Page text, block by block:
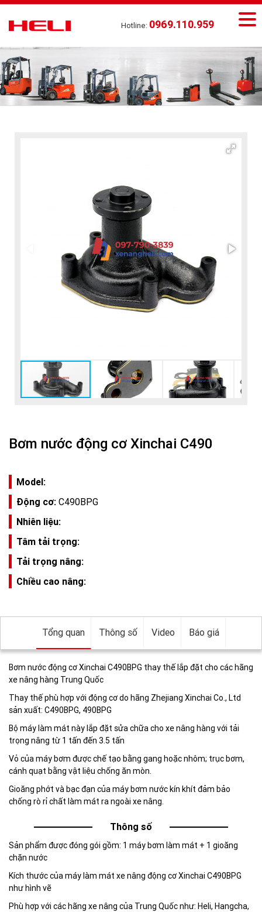
Hotline: 0969.110.959
Bơm nước động cơ Xinchai C490
Model:
Động cơ: C490BPG
Nhiên liệu:
Tâm tải trọng:
Tải trọng nâng:
Chiều cao nâng:
Tổng quan Thông số Video Báo giá
Bơm nước động cơ Xinchai C490BPG thay thế lắp đặt cho các hãng
xe nâng hàng Trung Quốc
Thay thế phù hợp với động cơ do hãng Zhejiang Xinchai Co., Ltd
sản xuất: C490BPG, 490BPG
Bộ máy làm mát này lắp đặt sửa chữa cho xe nâng hàng với tải
trọng nâng từ 1 tấn đến 3.5 tấn
Vỏ của máy bơm được chế tạo bằng gang hoặc nhôm; trục bơm,
cánh quạt bằng vật liệu chống ăn mòn.
Gioăng phớt và bạc đạn của máy bơm nước kín khít đảm bảo
chống rò rỉ chất làm mát ra ngoài xe nâng.
Thông số
Sản phẩm được đóng gói gồm: 1 máy bơm làm mát + 1 gioăng
chặn nước
Kích thước của máy làm mát xe nâng động cơ Xinchai C490BPG
như hình vẽ
Phù hợp với các hãng xe nâng của Trung Quốc như: Heli, Hangcha,